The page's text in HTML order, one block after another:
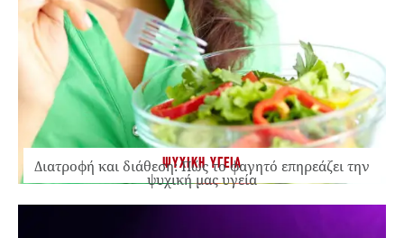
ΨΥΧΙΚΗ ΥΓΕΙΑ
Διατροφή και διάθεση: Πώς το φαγητό επηρεάζει την
ψυχική μας υγεία